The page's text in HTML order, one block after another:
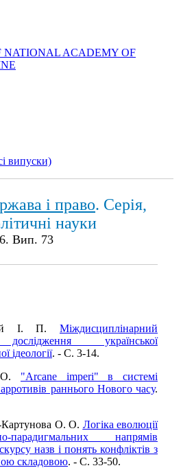
NATIONAL ACADEMY OF
випуски)
і право. Серія,
науки
Вип. 73
І. П. Міждисциплінарний
української
ідеології. - C. 3-14.
О. "Arcane imperi" в системі
раннього Нового часу.
Картунова О. О. Логіка еволюції
парадигмальних напрямів
назв і понять конфліктів з
складовою. - C. 33-50.